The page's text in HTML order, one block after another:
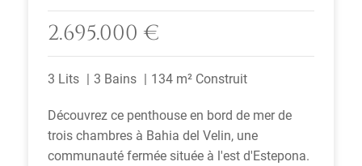
2.695.000 €
3 Lits 3 Bains 134 m² Construit
Découvrez ce penthouse en bord de mer de
trois chambres à Bahia del Velin, une
communauté fermée située à l'est d'Estepona.